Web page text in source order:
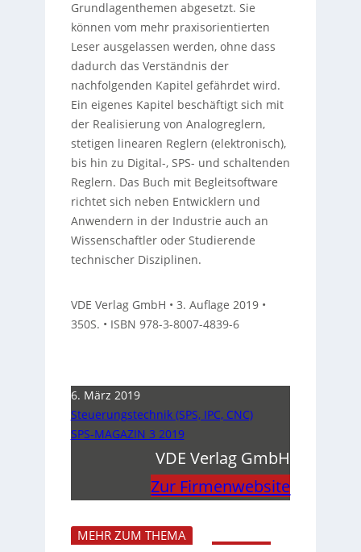
Grundlagenthemen abgesetzt. Sie
können vom mehr praxisorientierten
Leser ausgelassen werden, ohne dass
dadurch das Verständnis der
nachfolgenden Kapitel gefährdet wird.
Ein eigenes Kapitel beschäftigt sich mit
der Realisierung von Analogreglern,
stetigen linearen Reglern (elektronisch),
bis hin zu Digital-, SPS- und schaltenden
Reglern. Das Buch mit Begleitsoftware
richtet sich neben Entwicklern und
Anwendern in der Industrie auch an
Wissenschaftler oder Studierende
technischer Disziplinen.
VDE Verlag GmbH • 3. Auflage 2019 •
350S. • ISBN 978-3-8007-4839-6
6. März 2019
Steuerungstechnik (SPS, IPC, CNC)
SPS-MAGAZIN 3 2019
VDE Verlag GmbH
Zur Firmenwebsite
MEHR ZUM THEMA